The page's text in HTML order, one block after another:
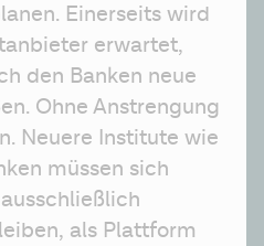
Einerseits wird
erwartet,
den Banken neue
Ohne Anstrengung
Neuere Institute wie
müssen sich
als Plattform